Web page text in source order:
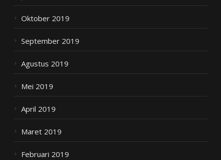
Oktober 2019
September 2019
Agustus 2019
Mei 2019
April 2019
Maret 2019
Februari 2019